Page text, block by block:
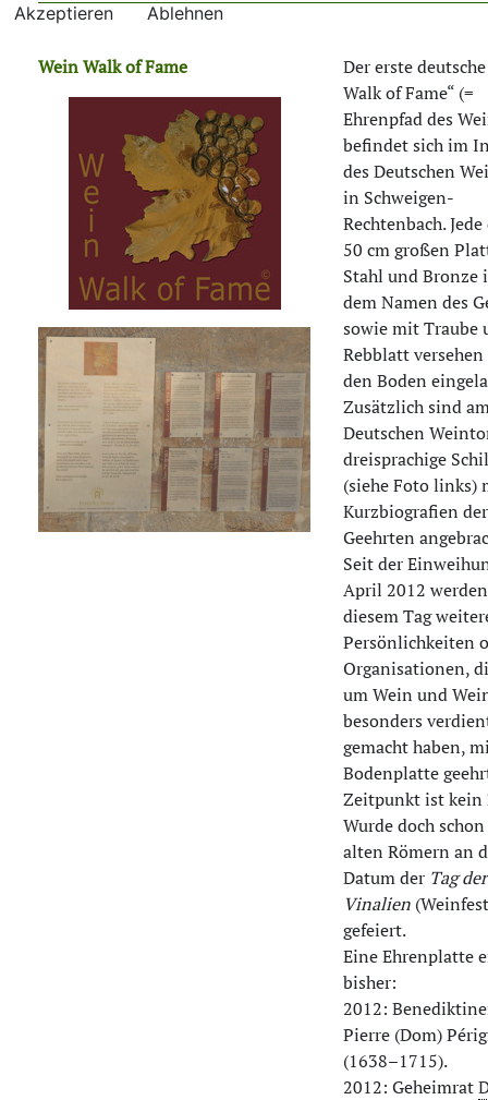
Wein Walk of Fame
Der erste
Walk of Fame“ (=
Ehrenpfad des
befindet sich im
des Deutschen
in Schweigen-
Rechtenbach.
50 cm großen
Stahl und Bronze
dem Namen des
sowie mit Traube
Rebblatt
den Boden
Zusätzlich sind
Deutschen
dreisprachige
(siehe Foto links)
Kurzbiografien der
Geehrten
Seit der
April 2012
diesem Tag
Persönlichkeiten
Organisationen,
um Wein und
besonders
gemacht haben,
Bodenplatte
Zeitpunkt ist kein
Wurde doch
alten Römern an
Datum der Tag der
Vinalien
gefeiert.
Eine Ehrenplatte
bisher:
2012:
Pierre (Dom)
(1638–1715).
2012: Geheimrat
Akzeptieren Ablehnen